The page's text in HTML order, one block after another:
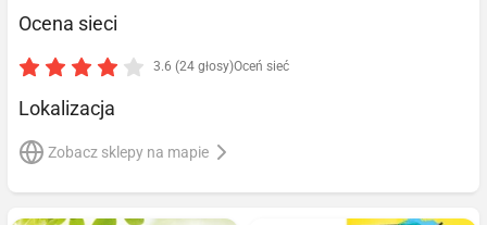
Ocena sieci
3.6 (24 głosy)Oceń sieć
Lokalizacja
Zobacz sklepy na mapie